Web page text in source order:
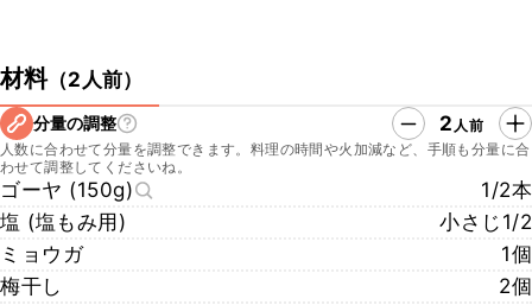
材料（2人前）
分量の調整 2 人前
人数に合わせて分量を調整できます。料理の時間や火加減など、手順も分量に合
わせて調整してくださいね。
ゴーヤ (150g)
1/2本
塩 (塩もみ用)
小さじ1/2
ミョウガ
1個
梅干し
2個